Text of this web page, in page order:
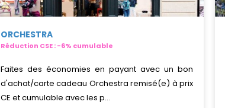
ORCHESTRA
Réduction CSE : -6% cumulable
Faites des économies en payant avec un bon
d'achat/carte cadeau Orchestra remisé(e) à prix
CE et cumulable avec les p...